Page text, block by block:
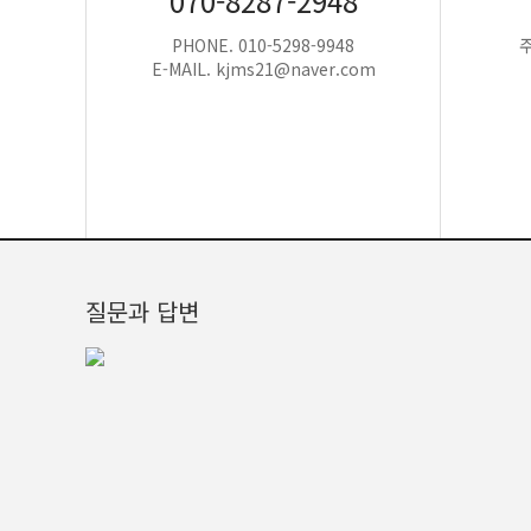
PHONE. 010-5298-9948
E-MAIL. kjms21@naver.com
질문과 답변